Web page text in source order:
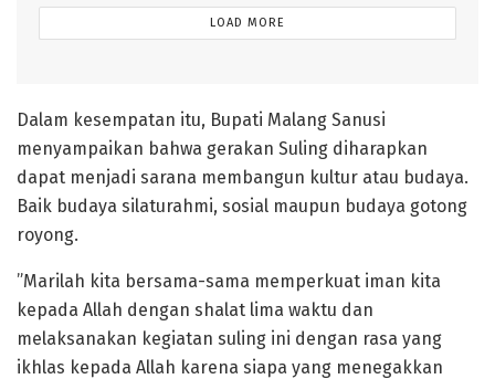
LOAD MORE
‎Dalam kesempatan itu, Bupati Malang Sanusi
menyampaikan bahwa gerakan Suling diharapkan
dapat menjadi sarana membangun kultur atau budaya.
Baik budaya silaturahmi, sosial maupun budaya gotong
royong.
‎”Marilah kita bersama-sama memperkuat iman kita
kepada Allah dengan shalat lima waktu dan
melaksanakan kegiatan suling ini dengan rasa yang
ikhlas kepada Allah karena siapa yang menegakkan